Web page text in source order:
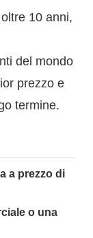
10 anni,
del mondo
prezzo e
termine.
o una